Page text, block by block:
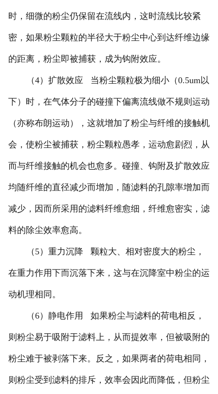
时，细微的粉尘仍保留在流线内，这时流线比较紧
密，如果粉尘颗粒的半径大于粉尘中心到达纤维边缘
的距离，粉尘即被捕获，成为钩附效应。
（4）扩散效应 当粉尘颗粒极为细小（0.5um以
下）时，在气体分子的碰撞下偏离流线做不规则运动
（亦称布朗运动），这就增加了粉尘与纤维的接触机
会，使粉尘被捕获，粉尘颗粒愚孝，运动愈剧烈，从
而与纤维接触的机会也愈多。碰撞、钩附及扩散效应
均随纤维的直径减少而增加，随滤料的孔隙率增加而
减少，因而所采用的滤料纤维愈细，纤维愈密实，滤
料的除尘效率愈高。
（5）重力沉降 颗粒大、相对密度大的粉尘，
在重力作用下而沉落下来，这与在沉降室中粉尘的运
动机理相同。
（6）静电作用 如果粉尘与滤料的荷电相反，
则粉尘易于吸附于滤料上，从而提效率，但被吸附的
粉尘难于被剥落下来。反之，如果两者的荷电相同，
则粉尘受到滤料的排斥，效率会因此而降低，但粉尘